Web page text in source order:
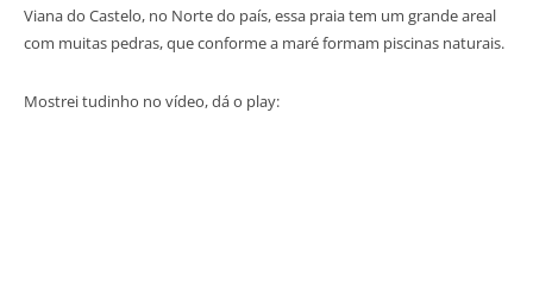
Viana do Castelo, no Norte do país, essa praia tem um grande areal
com muitas pedras, que conforme a maré formam piscinas naturais.
Mostrei tudinho no vídeo, dá o play: